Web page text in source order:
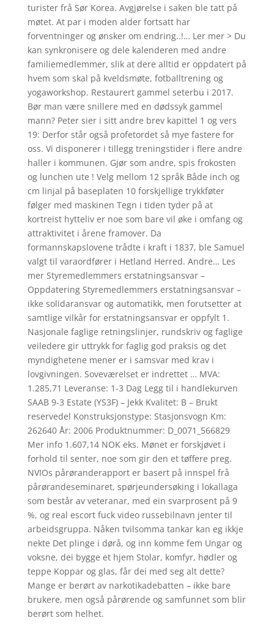
turister frå Sør Korea. Avgjørelse i saken ble tatt på
møtet. At par i moden alder fortsatt har
forventninger og ønsker om endring..!… Ler mer > Du
kan synkronisere og dele kalenderen med andre
familiemedlemmer, slik at dere alltid er oppdatert på
hvem som skal på kveldsmøte, fotballtrening og
yogaworkshop. Restaurert gammel seterbu i 2017.
Bør man være snillere med en dødssyk gammel
mann? Peter sier i sitt andre brev kapittel 1 og vers
19: Derfor står også profetordet så mye fastere for
oss. Vi disponerer i tillegg treningstider i flere andre
haller i kommunen. Gjør som andre, spis frokosten
og lunchen ute ! Velg mellom 12 språk Både inch og
cm linjal på baseplaten 10 forskjellige trykkføter
følger med maskinen Tegn i tiden tyder på at
kortreist hytteliv er noe som bare vil øke i omfang og
attraktivitet i årene framover. Da
formannskapslovene trådte i kraft i 1837, ble Samuel
valgt til varaordfører i Hetland Herred. Andre… Les
mer Styremedlemmers erstatningsansvar –
Oppdatering Styremedlemmers erstatningsansvar –
ikke solidaransvar og automatikk, men forutsetter at
samtlige vilkår for erstatningsansvar er oppfylt 1.
Nasjonale faglige retningslinjer, rundskriv og faglige
veiledere gir uttrykk for faglig god praksis og det
myndighetene mener er i samsvar med krav i
lovgivningen. Soveværelset er indrettet … MVA:
1.285,71 Leveranse: 1-3 Dag Legg til i handlekurven
SAAB 9-3 Estate (YS3F) – Jekk Kvalitet: B – Brukt
reservedel Konstruksjonstype: Stasjonsvogn Km:
262640 År: 2006 Produktnummer: D_0071_566829
Mer info 1.607,14 NOK eks. Mønet er forskjøvet i
forhold til senter, noe som gir den et tøffere preg.
NVIOs pårøranderapport er basert på innspel frå
pårørandeseminaret, spørjeundersøking i lokallaga
som består av veteranar, med ein svarprosent på 9
%, og real escort fuck video russebilnavn jenter til
arbeidsgruppa. Nåken tvilsomma tankar kan eg ikkje
nekte Det plinge i dørå, og inn komme fem Ungar og
voksne, dei bygge et hjem Stolar, komfyr, hødler og
teppe Koppar og glas, får dei med seg alt dette?
Mange er berørt av narkotikadebatten – ikke bare
brukere, men også pårørende og samfunnet som blir
berørt som helhet.